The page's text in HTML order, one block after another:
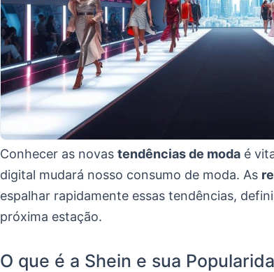
Conhecer as novas tendências de moda é
digital mudará nosso consumo de moda. As
espalhar rapidamente essas tendências,
próxima estação.
O que é a Shein e sua